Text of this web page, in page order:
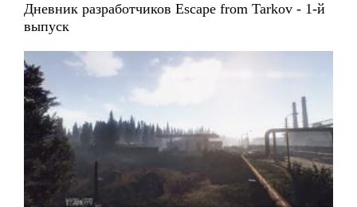
Дневник разработчиков Escape from Tarkov - 1-й
выпуск